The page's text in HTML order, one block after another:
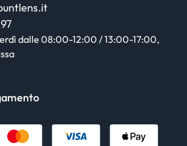
dalle 08:00-12:00 / 13:00-17:00,